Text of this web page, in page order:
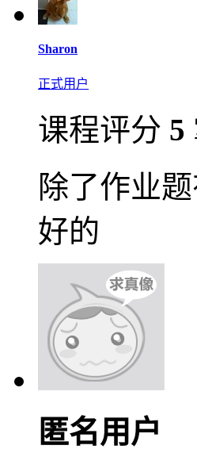
Sharon
正式用户
课程评分 5
除了作业
好的
匿名用户